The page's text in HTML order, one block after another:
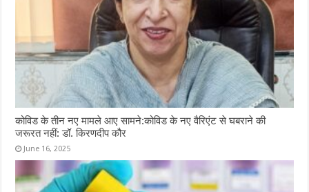
कोविड के तीन नए मामले आए सामने:कोविड के नए वैरिएंट से घबराने की
जरूरत नहीं: डॉ. किरणदीप कौर
June 16, 2025